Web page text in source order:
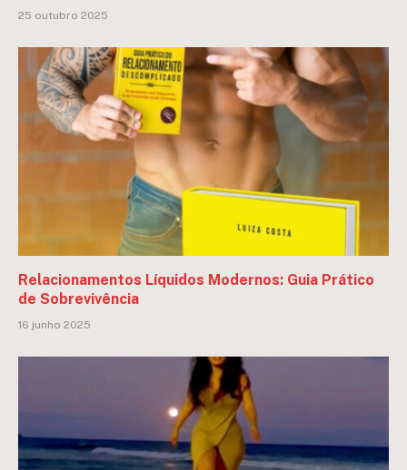
25 outubro 2025
Relacionamentos Líquidos Modernos: Guia Prático
de Sobrevivência
16 junho 2025